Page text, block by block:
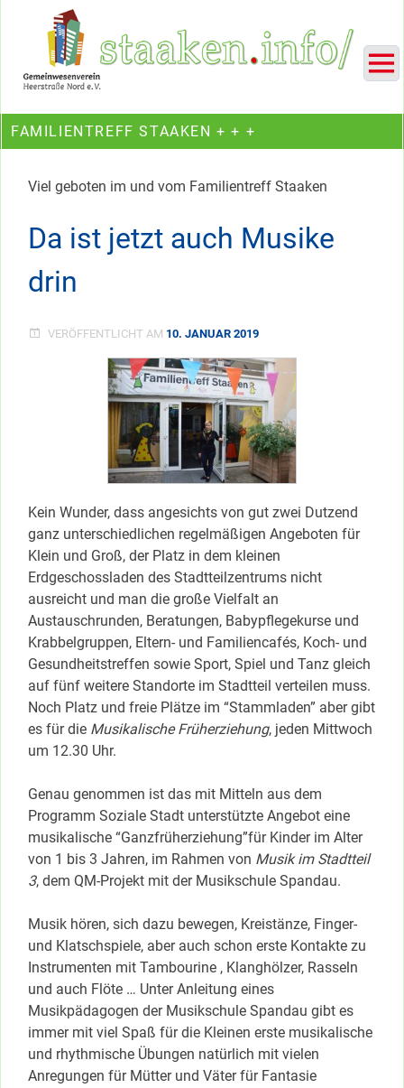
Ein Projekt des Gemeinwesenvereins Heerstraße Nord
FAMILIENTREFF STAAKEN + + +
Viel geboten im und vom Familientreff Staaken
Da ist jetzt auch Musike
drin
VERÖFFENTLICHT AM 10. JANUAR 2019
Kein Wunder, dass angesichts von gut zwei Dutzend
ganz unterschiedlichen regelmäßigen Angeboten für
Klein und Groß, der Platz in dem kleinen
Erdgeschossladen des Stadtteilzentrums nicht
ausreicht und man die große Vielfalt an
Austauschrunden, Beratungen, Babypflegekurse und
Krabbelgruppen, Eltern- und Familiencafés, Koch- und
Gesundheitstreffen sowie Sport, Spiel und Tanz gleich
auf fünf weitere Standorte im Stadtteil verteilen muss.
Noch Platz und freie Plätze im “Stammladen” aber gibt
es für die Musikalische Früherziehung, jeden Mittwoch
um 12.30 Uhr.
Genau genommen ist das mit Mitteln aus dem
Programm Soziale Stadt unterstützte Angebot eine
musikalische “Ganzfrüherziehung”für Kinder im Alter
von 1 bis 3 Jahren, im Rahmen von Musik im Stadtteil
3, dem QM-Projekt mit der Musikschule Spandau.
Musik hören, sich dazu bewegen, Kreistänze, Finger-
und Klatschspiele, aber auch schon erste Kontakte zu
Instrumenten mit Tambourine , Klanghölzer, Rasseln
und auch Flöte … Unter Anleitung eines
Musikpädagogen der Musikschule Spandau gibt es
immer mit viel Spaß für die Kleinen erste musikalische
und rhythmische Übungen natürlich mit vielen
Anregungen für Mütter und Väter für Fantasie